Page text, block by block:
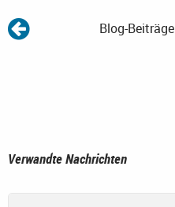
Blog-
Verwandte Nachrichten